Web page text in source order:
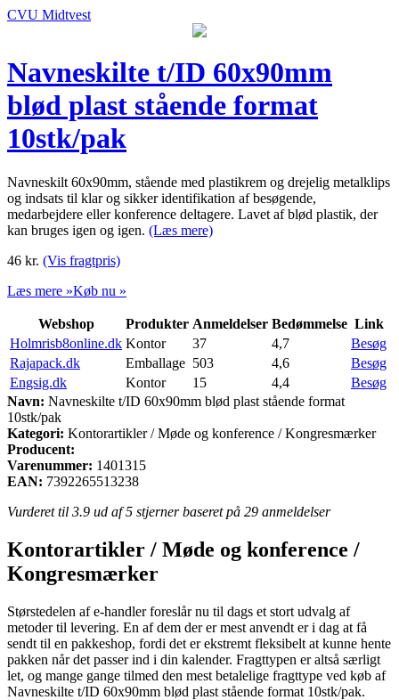
CVU Midtvest
Navneskilte t/ID 60x90mm
blød plast stående format
10stk/pak
Navneskilt 60x90mm, stående med plastikrem og drejelig metalklips
og indsats til klar og sikker identifikation af besøgende,
medarbejdere eller konference deltagere. Lavet af blød plastik, der
kan bruges igen og igen. (Læs mere)
46 kr. (Vis fragtpris)
Læs mere »Køb nu »
Webshop Produkter Anmeldelser Bedømmelse Link
Holmrisb8online.dk Kontor 37 4,7
Besøg
Rajapack.dk
Emballage 503 4,6
Besøg
Engsig.dk
Kontor 15 4,4
Besøg
Navn: Navneskilte t/ID 60x90mm blød plast stående format
10stk/pak
Kategori: Kontorartikler / Møde og konference / Kongresmærker
Producent:
Varenummer: 1401315
EAN: 7392265513238
Vurderet til 3.9 ud af 5 stjerner baseret på 29 anmeldelser
Kontorartikler / Møde og konference /
Kongresmærker
Størstedelen af e-handler foreslår nu til dags et stort udvalg af
metoder til levering. En af dem der er mest anvendt er i dag at få
sendt til en pakkeshop, fordi det er ekstremt fleksibelt at kunne hente
pakken når det passer ind i din kalender. Fragttypen er altså særligt
let, og mange gange tilmed den mest betalelige fragttype ved køb af
Navneskilte t/ID 60x90mm blød plast stående format 10stk/pak.